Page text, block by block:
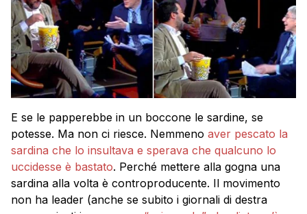
E se le papperebbe in un boccone le sardine, se
potesse. Ma non ci riesce. Nemmeno aver pescato la
sardina che lo insultava e sperava che qualcuno lo
uccidesse è bastato. Perché mettere alla gogna una
sardina alla volta è controproducente. Il movimento
non ha leader (anche se subito i giornali di destra